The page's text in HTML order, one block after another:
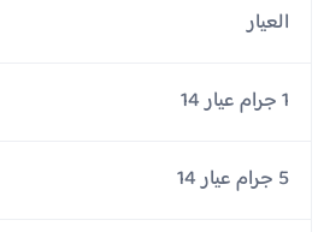
العيار
1 جرام عيار 14
5 جرام عيار 14